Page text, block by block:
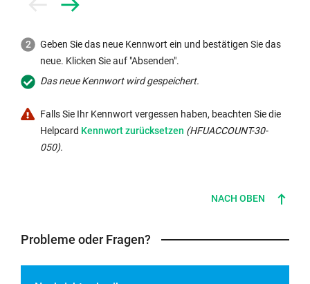
Next
Geben Sie das neue Kennwort ein und bestätigen Sie das
neue. Klicken Sie auf "Absenden".
Das neue Kennwort wird gespeichert.
Falls Sie Ihr Kennwort vergessen haben, beachten Sie die
Helpcard Interner
Kennwort zurücksetzen (HFUACCOUNT-30-
050).
NACH OBEN
Probleme oder Fragen?